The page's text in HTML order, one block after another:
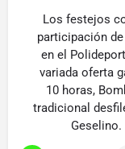
Los festejos
participación
en el
variada oferta
10 horas,
tradicional
Geselino.